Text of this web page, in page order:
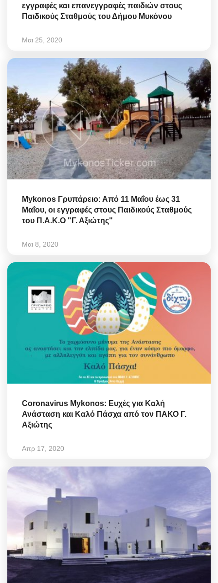
εγγραφές και επανεγγραφές παιδιών στους
Παιδικούς Σταθμούς του Δήμου Μυκόνου
Μαι 25, 2020
Mykonos Γρυπάρειο: Από 11 Μαΐου έως 31
Μαΐου, οι εγγραφές στους Παιδικούς Σταθμούς
του Π.Α.Κ.Ο "Γ. Αξιώτης"
Μαι 8, 2020
Coronavirus Mykonos: Ευχές για Καλή
Ανάσταση και Καλό Πάσχα από τον ΠΑΚΟ Γ.
Αξιώτης
Απρ 17, 2020